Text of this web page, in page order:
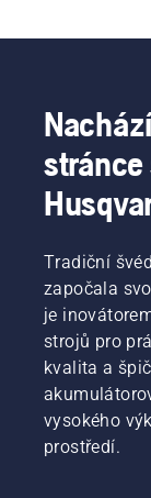
Tradiční
započala
je
strojů pro
kvalita a
vysokého
prostředí.